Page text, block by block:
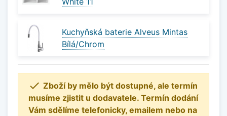
Kuchyňská baterie Alveus Mintas
Bílá/Chrom
 Zboží by mělo být dostupné, ale termín
musíme zjistit u dodavatele. Termín dodání
Vám sdělíme telefonicky, emailem nebo na